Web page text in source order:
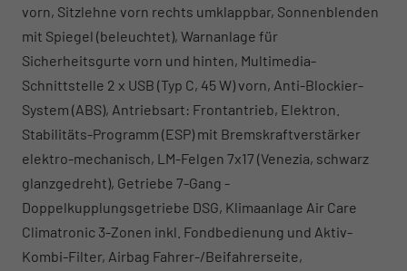
vorn, Sitzlehne vorn rechts umklappbar, Sonnenblenden
mit Spiegel (beleuchtet), Warnanlage für
Sicherheitsgurte vorn und hinten, Multimedia-
Schnittstelle 2 x USB (Typ C, 45 W) vorn, Anti-Blockier-
System (ABS), Antriebsart: Frontantrieb, Elektron.
Stabilitäts-Programm (ESP) mit Bremskraftverstärker
elektro-mechanisch, LM-Felgen 7x17 (Venezia, schwarz
glanzgedreht), Getriebe 7-Gang -
Doppelkupplungsgetriebe DSG, Klimaanlage Air Care
Climatronic 3-Zonen inkl. Fondbedienung und Aktiv-
Kombi-Filter, Airbag Fahrer-/Beifahrerseite,